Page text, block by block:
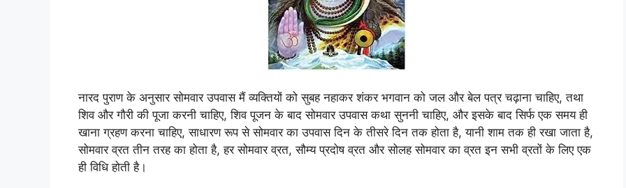
नारद पुराण के अनुसार सोमवार उपवास मैं व्यक्तियों को सुबह नहाकर शंकर भगवान को जल और बेल पत्र चढ़ाना चाहिए, तथा
शिव और गौरी की पूजा करनी चाहिए, शिव पूजन के बाद सोमवार उपवास कथा सुननी चाहिए, और इसके बाद सिर्फ एक समय ही
खाना ग्रहण करना चाहिए, साधारण रूप से सोमवार का उपवास दिन के तीसरे दिन तक होता है, यानी शाम तक ही रखा जाता है,
सोमवार व्रत तीन तरह का होता है, हर सोमवार व्रत, सौम्य प्रदोष व्रत और सोलह सोमवार का व्रत इन सभी व्रतों के लिए एक
ही विधि होती है।